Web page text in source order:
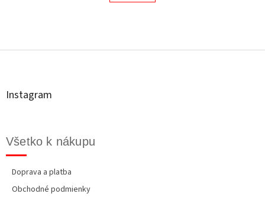
á
ii
á
Instagram
Všetko k nákupu
Doprava a platba
Obchodné podmienky